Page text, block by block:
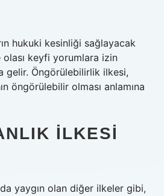
hukuki kesinliği sağlayacak
olası keyfi yorumlara izin
gelir. Öngörülebilirlik ilkesi,
öngörülebilir olması anlamına
ILKESI
yaygın olan diğer ilkeler gibi,